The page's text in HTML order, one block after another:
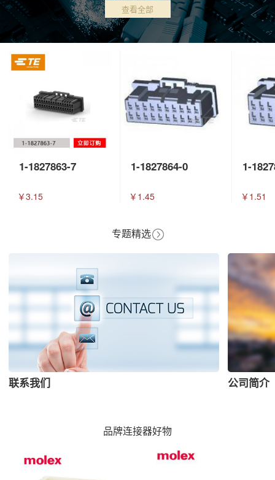
查看全部
1-1827863-7
￥3.15
1-1827864-0
￥1.45
1-
￥1.51
专题精选
联系我们 公司简介
品牌连接器好物